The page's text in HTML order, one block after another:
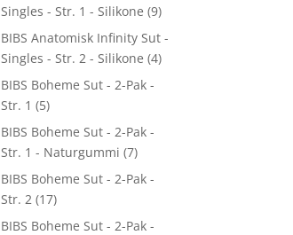
Singles - Str. 1 - Silikone (9)
BIBS Anatomisk Infinity Sut -
Singles - Str. 2 - Silikone (4)
BIBS Boheme Sut - 2-Pak -
Str. 1 (5)
BIBS Boheme Sut - 2-Pak -
Str. 1 - Naturgummi (7)
BIBS Boheme Sut - 2-Pak -
Str. 2 (17)
BIBS Boheme Sut - 2-Pak -